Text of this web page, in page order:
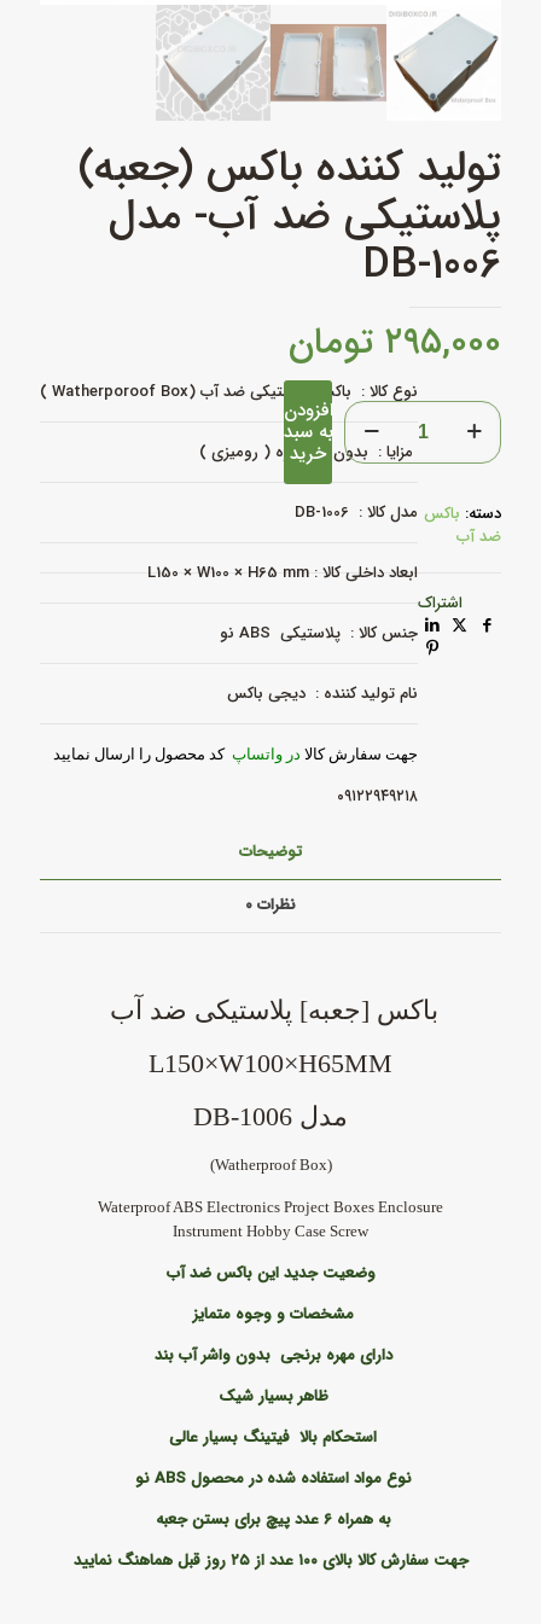
تولید کننده باکس (جعبه)
پلاستیکی ضد آب- مدل
DB-1006
۲۹۵,۰۰۰ تومان
نوع کالا : باکس پلاستیکی ضد آب (Watherporoof Box )
مزایا : بدون گوشواره ( رومیزی )
مدل کالا : DB-1006
ابعاد داخلی کالا : L150 × W100 × H65 mm
جنس کالا : پلاستیکی ABS نو
نام تولید کننده : دیجی باکس
جهت سفارش کالا در واتساپکد محصول را ارسال نمایید
۰۹۱۲۲۹۴۹۲۱۸
تولید
کننده
باکس
پلاستیکی
ضد
آب-
1006
عدد
افزودن
به سبد
خرید
دسته: باکس
ضد آب
اشتراک
توضیحات
نظرات۰
باکس [جعبه] پلاستیکی ضد آب
L150×W100×H65MM
مدل DB-1006
(
Watherproof Box
)
Waterproof ABS Electronics Project Boxes Enclosure
Instrument Hobby Case Screw
وضعیت جدیداین باکس ضد آب
مشخصات و وجوه متمایز
دارای مهره برنجی بدون واشر آب بند
ظاهر بسیار شیک
استحکام بالا فیتینگ بسیار عالی
نوع مواد استفاده شده در محصولABS نو
به همراه ۶ عدد پیچ برای بستن جعبه
جهت سفارش کالا بالای ۱۰۰ عدد از ۲۵ روز قبل هماهنگ نمایید